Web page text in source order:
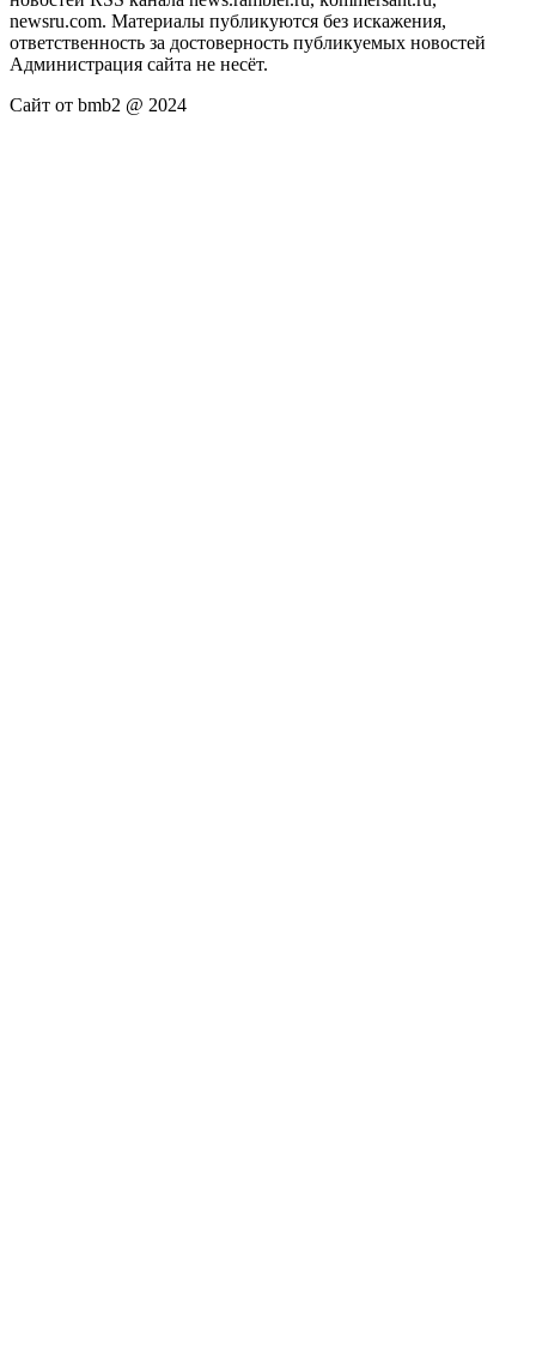
newsru.com. Материалы публикуются без искажения,
ответственность за достоверность публикуемых новостей
Администрация сайта не несёт.
Сайт от bmb2 @ 2024